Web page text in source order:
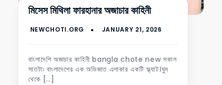
মিসেস মিথিলা ফারহানার অজাচার কাহিনী
বাংলাদেশি অজাচার কাহিনী bangla chote new সকাল
সাতটা৷ বাংলাদেশের এক অভিজাত এলাকার একটি ফ্ল্যাট।ঘুম
থেকে […]